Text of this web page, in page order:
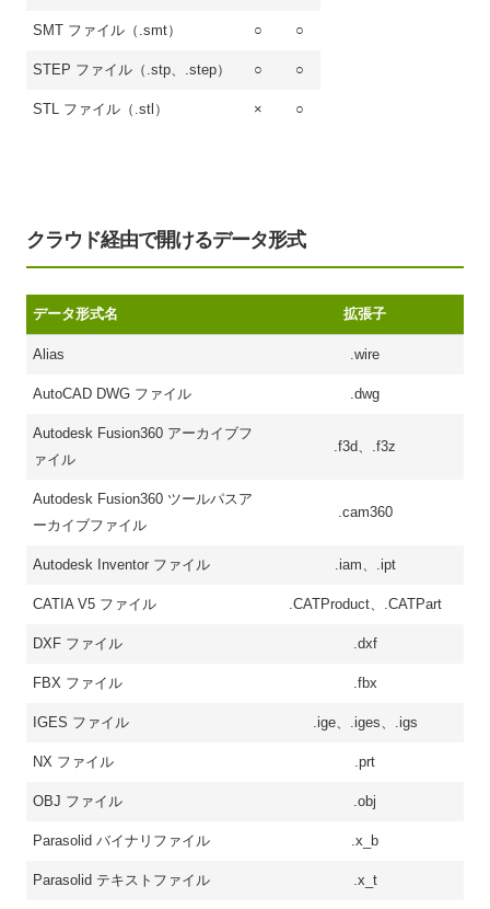
SMT ファイル（.smt） ○ ○
STEP ファイル（.stp、.step） ○ ○
STL ファイル（.stl） × ○
クラウド経由で開けるデータ形式
データ形式名 拡張子
Alias .wire
AutoCAD DWG ファイル .dwg
Autodesk Fusion360 アーカイブフ
ァイル
.f3d、.f3z
Autodesk Fusion360 ツールパスア
ーカイブファイル
.cam360
Autodesk Inventor ファイル .iam、.ipt
CATIA V5 ファイル .CATProduct、.CATPart
DXF ファイル .dxf
FBX ファイル .fbx
IGES ファイル .ige、.iges、.igs
NX ファイル .prt
OBJ ファイル .obj
Parasolid バイナリファイル .x_b
Parasolid テキストファイル .x_t